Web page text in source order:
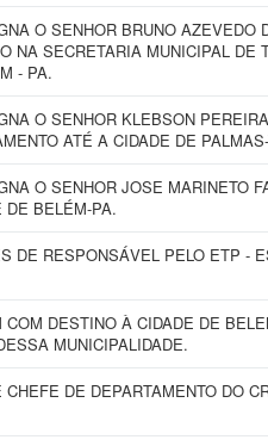
O SENHOR BRUNO AZEVEDO
NA SECRETARIA MUNICIPAL DE
- PA.
O SENHOR KLEBSON
ATÉ A CIDADE DE
O SENHOR JOSE MARINETO
DE BELÉM-PA.
DE RESPONSÁVEL PELO ETP -
DESTINO À CIDADE DE
MUNICIPALIDADE.
DE DEPARTAMENTO DO